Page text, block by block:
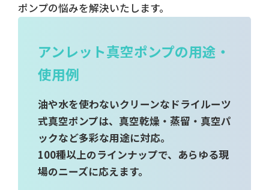
ポンプの悩みを解決いたします。
アンレット真空ポンプの用途・
使用例
油や水を使わないクリーンなドライルーツ
式真空ポンプは、真空乾燥・蒸留・真空パ
ックなど多彩な用途に対応。
100種以上のラインナップで、あらゆる現
場のニーズに応えます。